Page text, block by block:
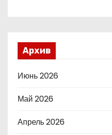
Архив
Июнь 2026
Май 2026
Апрель 2026